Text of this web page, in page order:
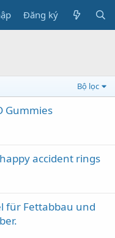
Đăng ký
Bộ lọc
Gummies
accident rings
für Fettabbau und